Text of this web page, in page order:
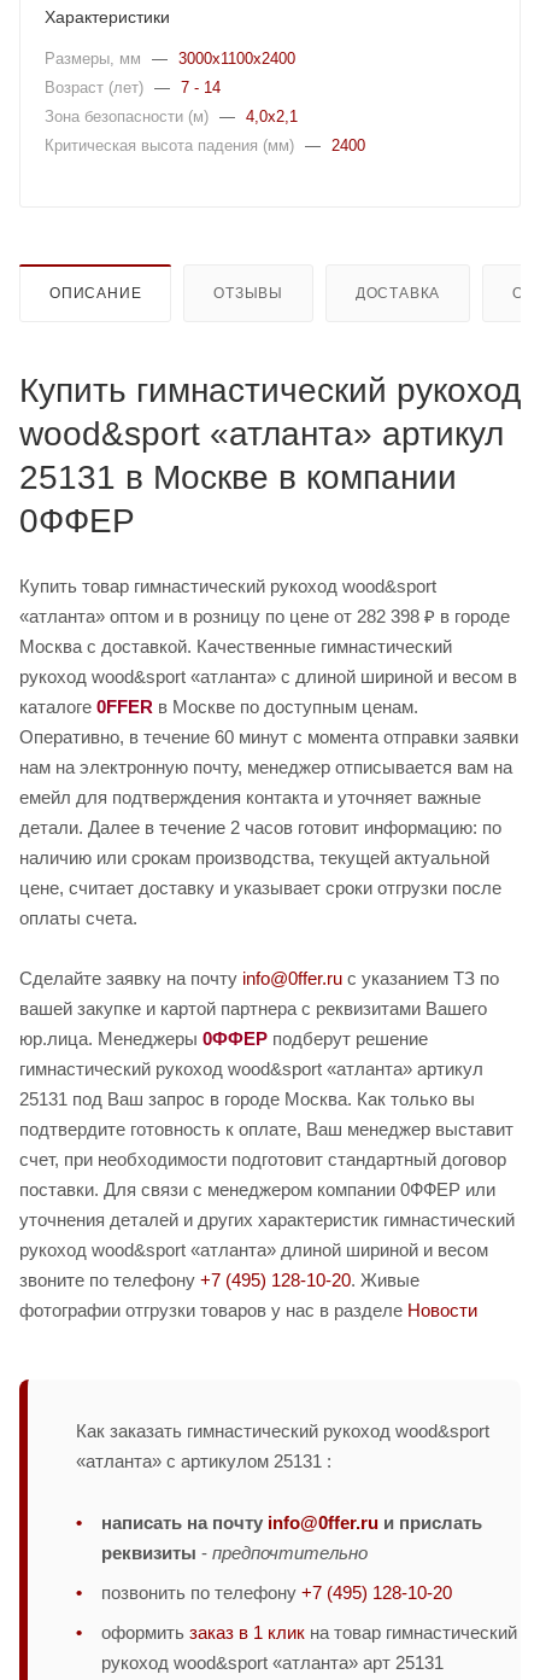
Характеристики
Размеры, мм — 3000x1100x2400
Возраст (лет) — 7 - 14
Зона безопасности (м) — 4,0x2,1
Критическая высота падения (мм) — 2400
ОПИСАНИЕ ОТЗЫВЫ ДОСТАВКА
Купить гимнастический рукоход
wood&sport «атланта» артикул
25131 в Москве в компании
0ФФЕР
Купить товар гимнастический рукоход wood&sport
«атланта» оптом и в розницу по цене от 282 398 ₽ в городе
Москва с доставкой. Качественные гимнастический
рукоход wood&sport «атланта» с длиной шириной и весом в
каталоге 0FFER в Москве по доступным ценам.
Оперативно, в течение 60 минут с момента отправки заявки
нам на электронную почту, менеджер отписывается вам на
емейл для подтверждения контакта и уточняет важные
детали. Далее в течение 2 часов готовит информацию: по
наличию или срокам производства, текущей актуальной
цене, считает доставку и указывает сроки отгрузки после
оплаты счета.
Сделайте заявку на почту info@0ffer.ru с указанием ТЗ по
вашей закупке и картой партнера с реквизитами Вашего
юр.лица. Менеджеры 0ФФЕР подберут решение
гимнастический рукоход wood&sport «атланта» артикул
25131 под Ваш запрос в городе Москва. Как только вы
подтвердите готовность к оплате, Ваш менеджер выставит
счет, при необходимости подготовит стандартный договор
поставки. Для связи с менеджером компании 0ФФЕР или
уточнения деталей и других характеристик гимнастический
рукоход wood&sport «атланта» длиной шириной и весом
звоните по телефону +7 (495) 128-10-20. Живые
фотографии отгрузки товаров у нас в разделе Новости
Как заказать гимнастический рукоход wood&sport
«атланта» с артикулом 25131 :
написать на почту info@0ffer.ru и прислать
реквизиты - предпочтительно
позвонить по телефону +7 (495) 128-10-20
оформить заказ в 1 клик на товар гимнастический
рукоход wood&sport «атланта» арт 25131